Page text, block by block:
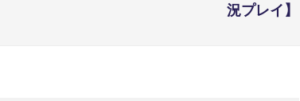
況プレイ】